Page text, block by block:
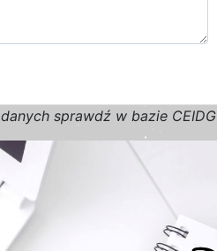
danych sprawdź w bazie CEIDG